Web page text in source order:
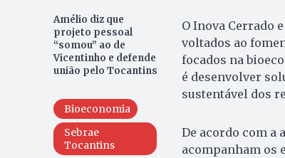
Amélio diz que
projeto pessoal
“somou” ao de
Vicentinho e defende
união pelo Tocantins
Bioeconomia
Sebrae
Tocantins
O Inova Cerrado
voltados ao
focados na
é desenvolver
sustentável dos
De acordo com a
acompanham os